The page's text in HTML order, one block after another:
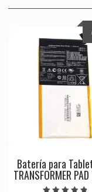
Batería para
TRANSFORMER